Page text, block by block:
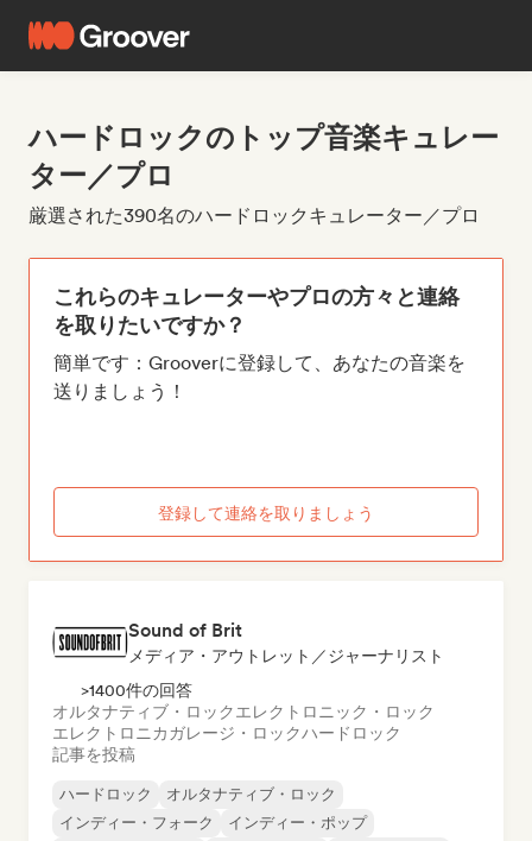
ハードロックのトップ音楽キュレー
ター／プロ
厳選された390名のハードロックキュレーター／プロ
これらのキュレーターやプロの方々と連絡
を取りたいですか？
簡単です：Grooverに登録して、あなたの音楽を
送りましょう！
登録して連絡を取りましょう
Sound of Brit
メディア・アウトレット／ジャーナリスト
>1400件の回答
オルタナティブ・ロックエレクトロニック・ロック
エレクトロニカガレージ・ロックハードロック
記事を投稿
ハードロック
オルタナティブ・ロック
インディー・フォーク
インディー・ポップ